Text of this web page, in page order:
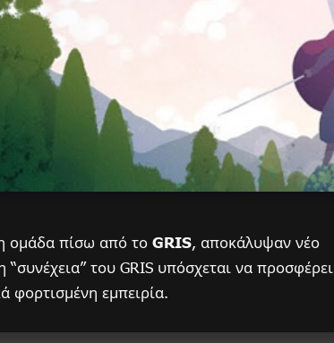
ομάδα πίσω από το GRIS, αποκάλυψαν νέο
του GRIS υπόσχεται να προσφέρει
φορτισμένη εμπειρία.